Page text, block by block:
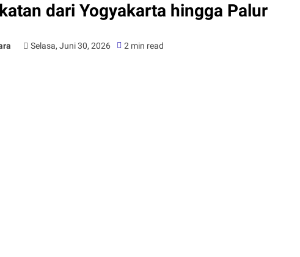
dari Yogyakarta hingga Palur
Selasa, Juni 30, 2026 2 min read